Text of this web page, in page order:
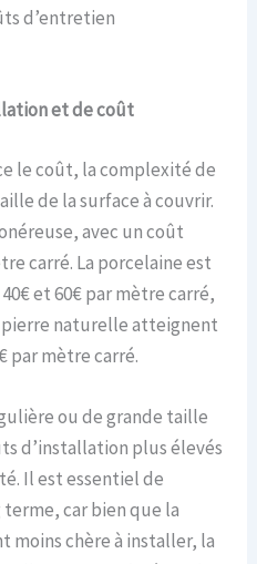
d’entretien
et decoût
le coût, la complexité de
de la surface à couvrir.
avec un coût
carré. La porcelaine est
et 60€ par mètre carré,
pierre naturelle atteignent
par mètre carré.
ou de grande taille
d’installation plus élevés
Il est essentiel de
car bien que la
chère à installer, la